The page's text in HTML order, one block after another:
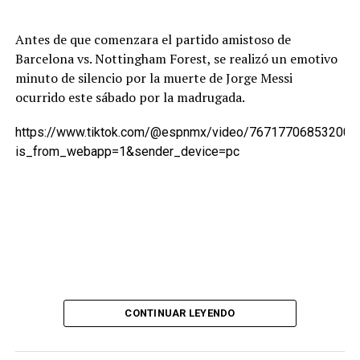
Fuertes diferencias entre provincias
En términos de endeudamiento —medido como crédito
sobre PBG provincial—, Tucumán, Catamarca y Formosa
Antes de que comenzara el partido amistoso de
Barcelona vs. Nottingham Forest, se realizó un emotivo
minuto de silencio por la muerte de Jorge Messi
ocurrido este sábado por la madrugada.
https://www.tiktok.com/@espnmx/video/
is_from_webapp=1&sender_device=pc
CONTINUAR LEYENDO